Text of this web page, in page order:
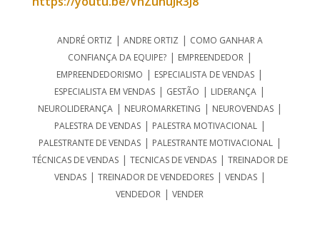
ANDRÉ ORTIZ | ANDRE ORTIZ | COMO GANHAR A
CONFIANÇA DA EQUIPE?| EMPREENDEDOR |
EMPREENDEDORISMO | ESPECIALISTA DE VENDAS |
ESPECIALISTA EM VENDAS | GESTÃO | LIDERANÇA |
NEUROLIDERANÇA | NEUROMARKETING | NEUROVENDAS|
PALESTRA DE VENDAS| PALESTRA MOTIVACIONAL |
PALESTRANTE DE VENDAS| PALESTRANTE MOTIVACIONAL |
TÉCNICAS DE VENDAS| TECNICAS DE VENDAS| TREINADOR DE
VENDAS| TREINADOR DE VENDEDORES| VENDAS|
VENDEDOR |VENDER